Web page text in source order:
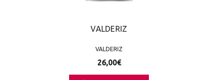
VALDERIZ
VALDERIZ
26,00€